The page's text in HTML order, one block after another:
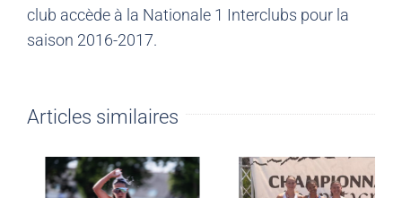
club accède à la Nationale 1 Interclubs pour la
saison 2016-2017.
Articles similaires